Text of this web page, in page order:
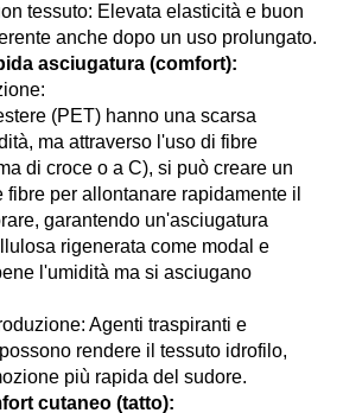
tessuto: Elevata elasticità e buon
anche dopo un uso prolungato.
asciugatura (comfort):
(PET) hanno una scarsa
ma attraverso l'uso di fibre
di croce o a C), si può creare un
fibre per allontanare rapidamente il
garantendo un'asciugatura
rigenerata come modal e
l'umidità ma si asciugano
Agenti traspiranti e
rendere il tessuto idrofilo,
più rapida del sudore.
cutaneo (tatto):